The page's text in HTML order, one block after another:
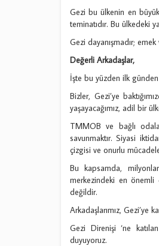
Gezi bu ülkenin en
teminatıdır. Bu ülkedeki
Gezi dayanışmadır;
Değerli Arkadaşlar,
İşte bu yüzden ilk
Bizler, Gezi’ye
yaşayacağımız, adil bir
TMMOB ve bağlı
savunmaktır. Siyasi
çizgisi ve onurlu
Bu kapsamda,
merkezindeki en önemli
değildir.
Arkadaşlarımız, Gezi’ye
Gezi Direnişi ‘ne
duyuyoruz.